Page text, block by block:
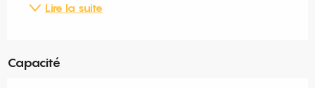
Lire la suite
Capacité